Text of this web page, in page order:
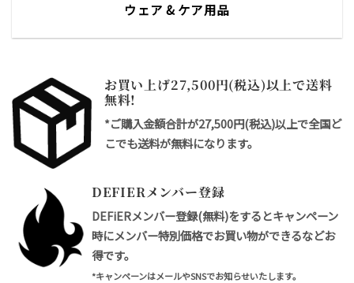
ウェア & ケア用品
お買い上げ27,500円(税込)以上で送料
無料!
*ご購入金額合計が27,500円(税込)以上で全国ど
こでも送料が無料になります。
DEFIERメンバー登録
DEFiERメンバー登録(無料)をするとキャンペーン
時にメンバー特別価格でお買い物ができるなどお
得です。
*キャンペーンはメールやSNSでお知らせいたします。